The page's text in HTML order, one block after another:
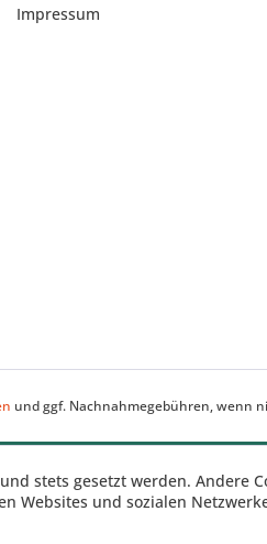
Impressum
und ggf. Nachnahmegebühren, wenn
stets gesetzt werden. Andere
Websites und sozialen